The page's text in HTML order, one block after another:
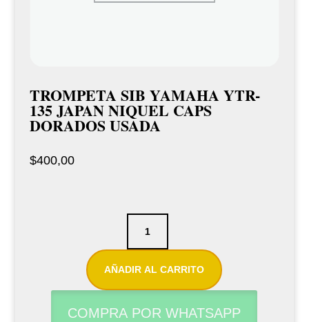
TROMPETA SIB YAMAHA YTR-
135 JAPAN NIQUEL CAPS
DORADOS USADA
$400,00
Japan
AÑADIR AL CARRITO
COMPRA POR WHATSAPP